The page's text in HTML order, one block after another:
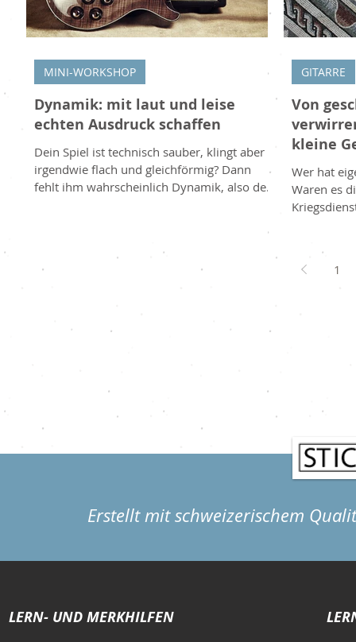
Dynamik: mit laut und leise
echten Ausdruck schaffen
Dein Spiel ist technisch sauber, klingt aber
irgendwie flach und gleichförmig? Dann
fehlt ihm wahrscheinlich Dynamik, also der
Gefühl und Leben zu geben. Was Dynamik
bedeutet Dynamik beschreibt die
Ausbruch. Musik, die immer gleich laut
MINI-WORKSHOP
Von
kleine
Wer hat
Waren es
GITARRE
1
Erstellt mit schweizerischem
LERN- UND MERKHILFEN